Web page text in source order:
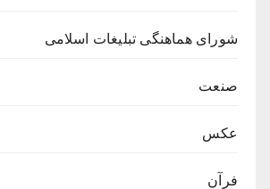
شورای هماهنگی تبلیغات اسلامی
صنعت
عکس
فرآن